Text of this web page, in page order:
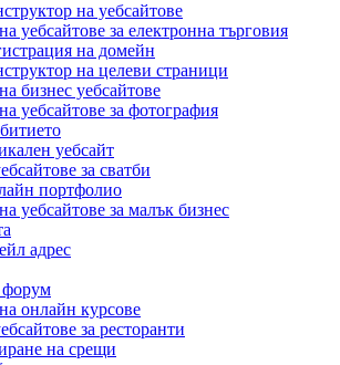
на уебсайтове
уебсайтове за електронна търговия
на домейн
на целеви страници
бизнес уебсайтове
уебсайтове за фотография
уебсайт
за сватби
портфолио
уебсайтове за малък бизнес
адрес
форум
онлайн курсове
за ресторанти
на срещи